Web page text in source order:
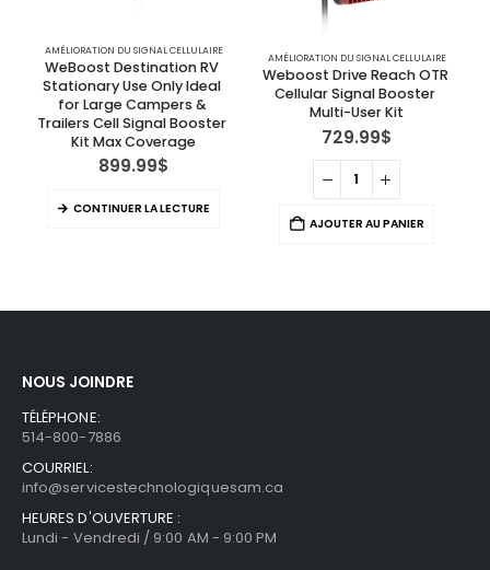
AMÉLIORATION DU SIGNAL CELLULAIRE
WeBoost Destination RV
Stationary Use Only Ideal
for Large Campers &
Trailers Cell Signal Booster
Kit Max Coverage
899.99$
CONTINUER LA LECTURE
AMÉLIORATION DU SIGNAL CELLULAIRE
Weboost Drive Reach OTR
Cellular Signal Booster
Multi-User Kit
729.99$
AJOUTER AU PANIER
NOUS JOINDRE
TÉLÉPHONE:
514-800-7886
COURRIEL:
info@servicestechnologiquesam.ca
HEURES D'OUVERTURE :
Lundi - Vendredi / 9:00 AM - 9:00 PM